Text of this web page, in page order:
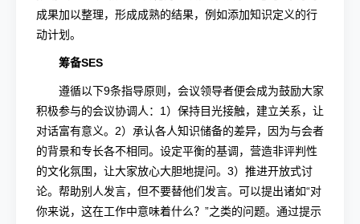
成果加以整理，形成成熟的结果，例如添加知识定义的行
动计划。
筹备SES
遵循以下9条指导原则，会议领导者便会成为鼓励大家
积极参与的会议协调人：1）保持目光接触，建立关系，让
对话富有意义。2）承认各人知识储备的差异，因为与会者
的背景和专长各不相同。设定平衡的基调，营造非评判性
的文化氛围，让大家放心大胆地提问。3）推进开放式讨
论。帮助别人发言，但不要替他们发言。可以提出诸如“对
你来说，这在工作中意味着什么？”之类的问题。通过提示